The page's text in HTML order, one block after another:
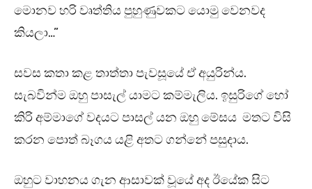
මොනව හරි වෘත්තිය පුහුණුවකට යොමු වෙනවද
කියලා…”
සවස කතා කළ තාත්තා පැවසූයේ ඒ අයුරින්ය.
සැබවින්ම ඔහු පාසැල් යාමට කම්මැලිය. ඉසුරිගේ හෝ
කිරි අම්මාගේ වදයට පාසල් යන ඔහු මේසය මතට විසි
කරන පොත් බෑගය යළි අතට ගන්නේ පසුදාය.
ඔහුට වාහනය ගැන ආසාවක් වූයේ අද ඊයේක සිට